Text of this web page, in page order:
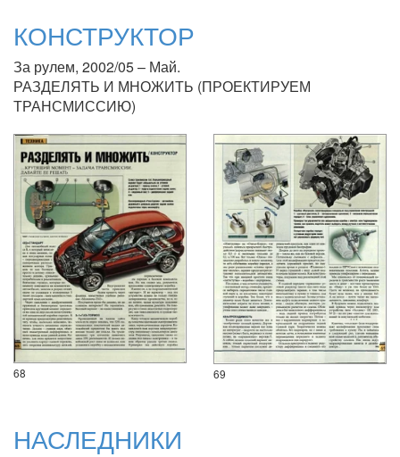
КОНСТРУКТОР
За рулем, 2002/05 – Май.
РАЗДЕЛЯТЬ И МНОЖИТЬ (ПРОЕКТИРУЕМ
ТРАНСМИССИЮ)
68 69
НАСЛЕДНИКИ